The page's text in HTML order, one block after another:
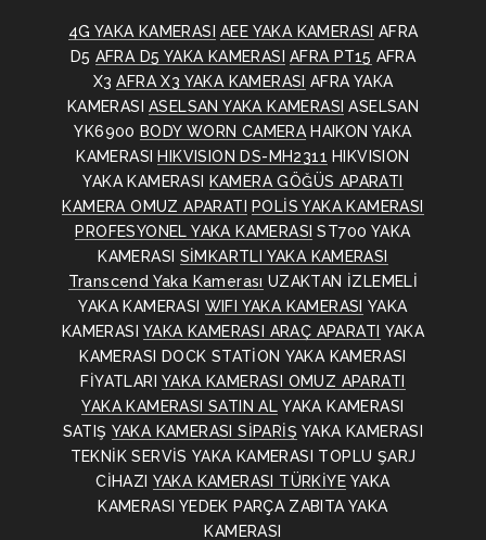
4G YAKA KAMERASI AEE YAKA KAMERASI AFRA
D5 AFRA D5 YAKA KAMERASI AFRA PT15 AFRA
X3 AFRA X3 YAKA KAMERASI AFRA YAKA
KAMERASI ASELSAN YAKA KAMERASI ASELSAN
YK6900 BODY WORN CAMERA HAIKON YAKA
KAMERASI
HIKVISION DS-MH2311 HIKVISION
YAKA KAMERASI
KAMERA GÖĞÜS APARATI
KAMERA OMUZ APARATI
POLİS YAKA KAMERASI
PROFESYONEL YAKA KAMERASI ST700 YAKA
KAMERASI SİMKARTLI YAKA KAMERASI
Transcend Yaka Kamerası UZAKTAN İZLEMELİ
YAKA KAMERASI WIFI YAKA KAMERASI YAKA
KAMERASI YAKA KAMERASI ARAÇ APARATI YAKA
KAMERASI DOCK STATİON YAKA KAMERASI
FİYATLARI YAKA KAMERASI OMUZ APARATI
YAKA KAMERASI SATIN AL YAKA KAMERASI
SATIŞ YAKA KAMERASI SİPARİŞ YAKA KAMERASI
TEKNİK SERVİS YAKA KAMERASI TOPLU ŞARJ
CİHAZI YAKA KAMERASI TÜRKİYE YAKA
KAMERASI YEDEK PARÇA ZABITA YAKA
KAMERASI